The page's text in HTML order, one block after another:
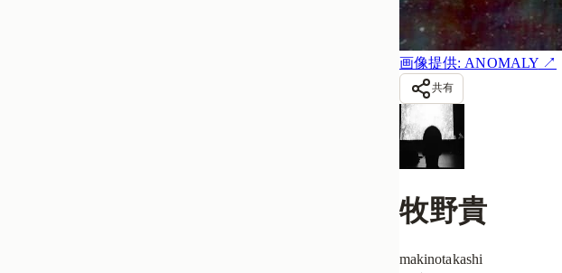
画像提供: ANOMALY↗
共有
牧野貴
makinotakashi